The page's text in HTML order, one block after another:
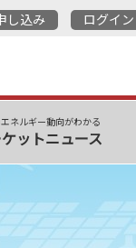
し込み ログイン
ネルギー動向がわかる
ットニュース